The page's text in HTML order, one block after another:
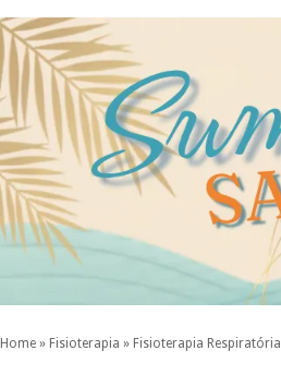
Home » Fisioterapia » Fisioterapia Respiratória